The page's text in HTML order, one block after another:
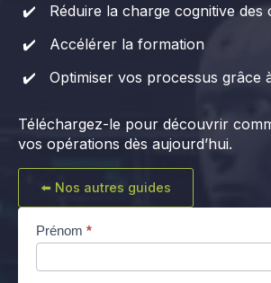
Réduire la charge cognitive des
Accélérer la formation
Optimiser vos processus grâce
Téléchargez-le pour découvrir
vos opérations dès aujourd’hui.
⬅️ Nos autres guides
[LP]
Guide
Prénom *